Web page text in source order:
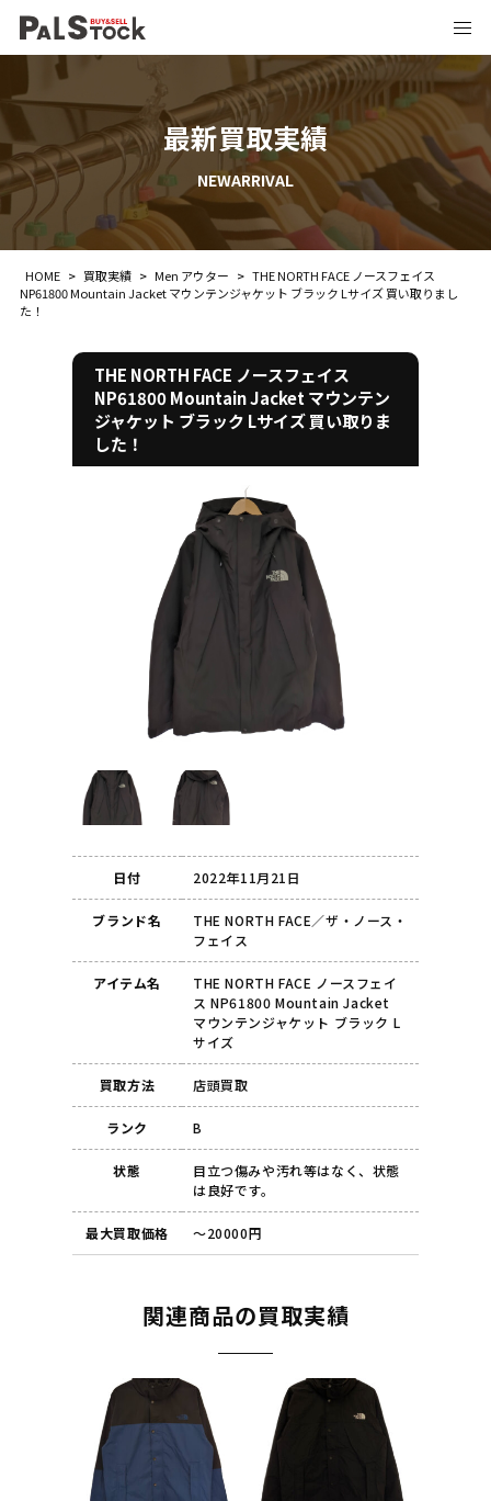
最新買取実績
NEWARRIVAL
HOME > 買取実績 > Men アウター > THE NORTH FACE ノースフェイス
NP61800 Mountain Jacket マウンテンジャケット ブラック Lサイズ 買い取りまし
た！
THE NORTH FACE ノースフェイス
NP61800 Mountain Jacket マウンテン
ジャケット ブラック Lサイズ 買い取りま
した！
日付 2022年11月21日
ブランド名
THE NORTH FACE／ザ・ノース・
フェイス
アイテム名
THE NORTH FACE ノースフェイ
ス NP61800 Mountain Jacket
マウンテンジャケット ブラック L
サイズ
買取方法 店頭買取
ランク B
状態
目立つ傷みや汚れ等はなく、状態
は良好です。
最大買取価格 ～20000円
関連商品の買取実績